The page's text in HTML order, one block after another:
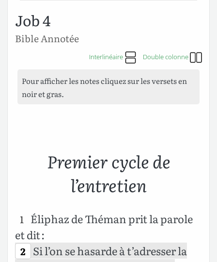
Job 4
Bible Annotée
Interlinéaire Double colonne
Pour afficher les notes cliquez sur les versets en
noir et gras.
Premier cycle de
l’entretien
1 Éliphaz de Théman prit la parole
et dit :
2 Si l’on se hasarde à t’adresser la